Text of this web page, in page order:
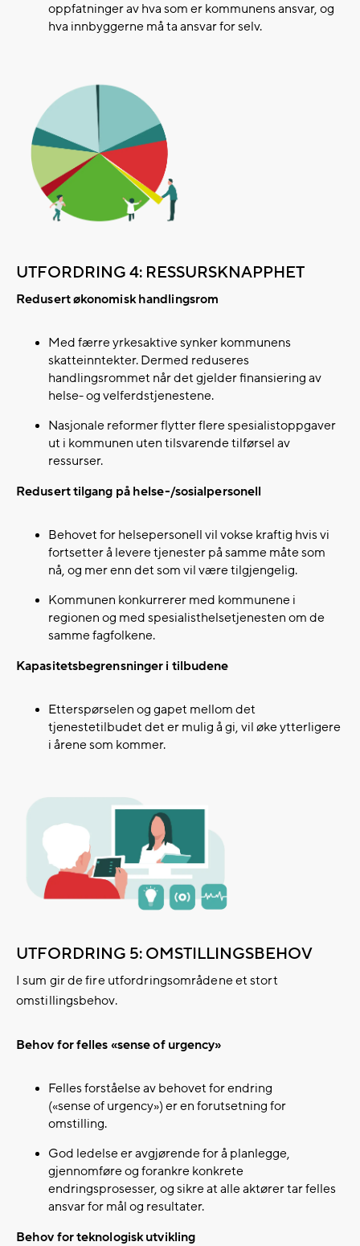
oppfatninger av hva som er kommunens ansvar, og
hva innbyggerne må ta ansvar for selv.
UTFORDRING 4: RESSURSKNAPPHET
Redusert økonomisk handlingsrom
Med færre yrkesaktive synker kommunens
skatteinntekter. Dermed reduseres
handlingsrommet når det gjelder finansiering av
helse- og velferdstjenestene. ​
Nasjonale reformer flytter flere spesialistoppgaver
ut i kommunen uten tilsvarende tilførsel av
ressurser.​
Redusert tilgang på helse-/sosialpersonell
Behovet for helsepersonell vil vokse kraftig hvis vi
fortsetter å levere tjenester på samme måte som
nå, og mer enn det som vil være tilgjengelig.​
Kommunen konkurrerer med kommunene i
regionen og med spesialisthelsetjenesten om de
samme fagfolkene.​
Kapasitetsbegrensninger i tilbudene
Etterspørselen og gapet mellom det
tjenestetilbudet det er mulig å gi, vil øke ytterligere
i årene som kommer.
UTFORDRING 5: OMSTILLINGSBEHOV
I sum gir de fire utfordringsområdene et stort
omstillingsbehov. ​
Behov for felles «senseof urgency»
Felles forståelse av behovet for endring
(«sense of urgency») er en forutsetning for
omstilling.​
God ledelse er avgjørende for å planlegge,
gjennomføre og forankre konkrete
endringsprosesser, og sikre at alle aktører tar felles
ansvar for mål og resultater.
Behov for teknologisk utvikling